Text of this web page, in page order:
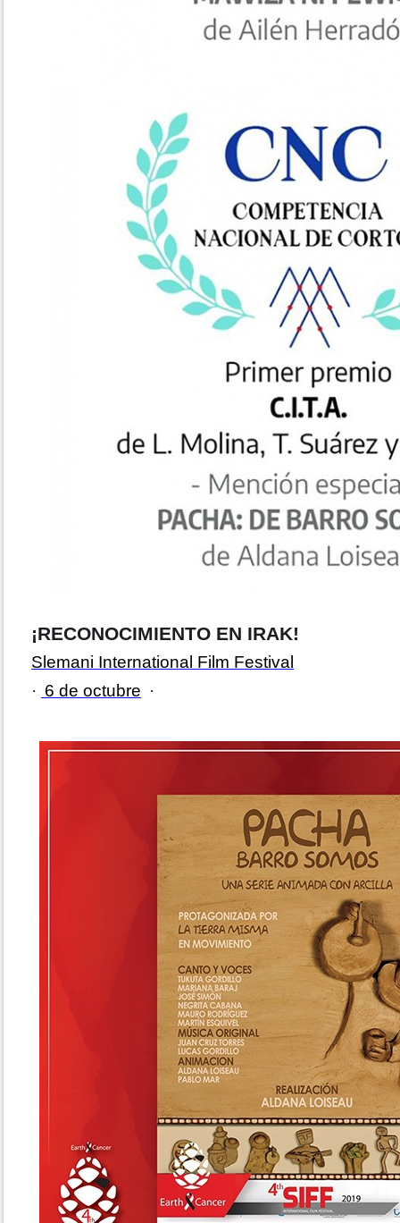
¡RECONOCIMIENTO EN IRAK!
Slemani International Film Festival
· 6 de octubre ·